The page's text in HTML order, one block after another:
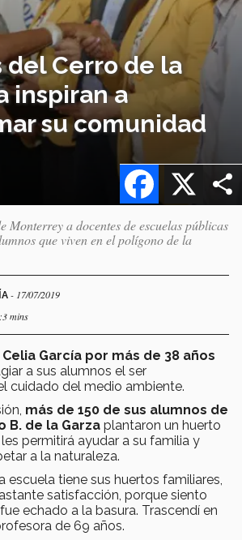
del Cerro de la
inspiran a
su comunidad
X
Facebook
Monterrey a docentes de escuelas públicas
que viven en el polígono de la
- 17/07/2019
mins
Celia García por más de 38 años
a sus alumnos el ser
cuidado del medio ambiente.
más de 150 de sus alumnos de
B. de la Garza plantaron un huerto
permitirá ayudar a su familia y
a la naturaleza.
escuela tiene sus huertos familiares,
satisfacción, porque siento
echado a la basura. Trascendí en
de 69 años.